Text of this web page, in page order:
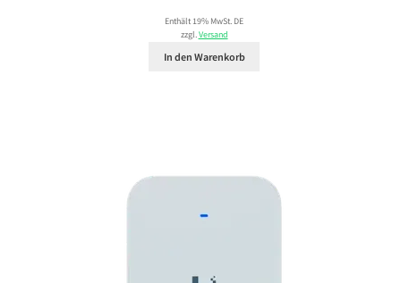
Enthält 19% MwSt. DE
zzgl.Versand
In den Warenkorb